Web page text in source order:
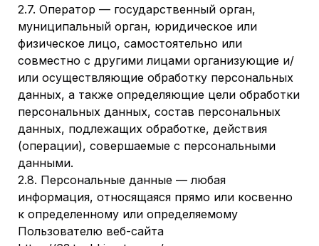
2.7. Оператор — государственный орган,
муниципальный орган, юридическое или
физическое лицо, самостоятельно или
совместно с другими лицами организующие и/
или осуществляющие обработку персональных
данных, а также определяющие цели обработки
персональных данных, состав персональных
данных, подлежащих обработке, действия
(операции), совершаемые с персональными
данными.
2.8. Персональные данные — любая
информация, относящаяся прямо или косвенно
к определенному или определяемому
Пользователю веб-сайта